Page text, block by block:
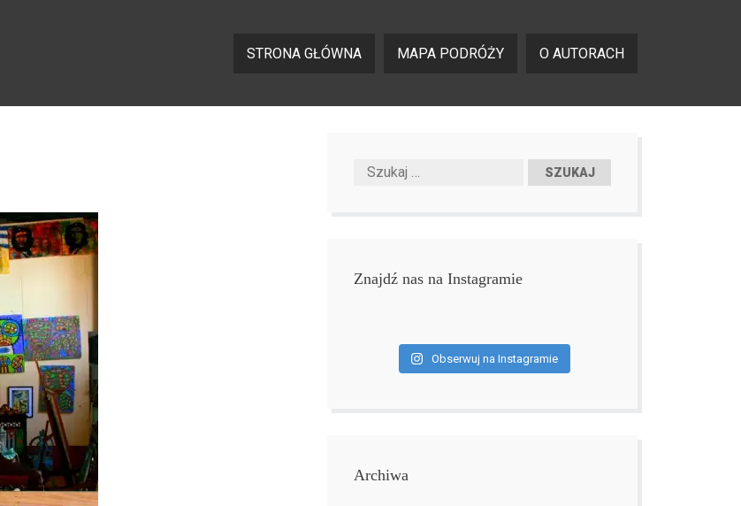
STRONA GŁÓWNA MAPA PODRÓŻY O AUTORACH
Znajdź nas na Instagramie
Obserwuj na Instagramie
Archiwa